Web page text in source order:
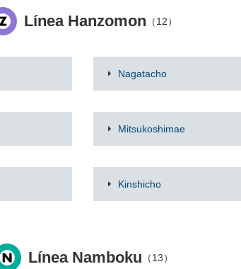
Línea Hanzomon （12）
Nagatacho
Mitsukoshimae
Kinshicho
Línea Namboku （13）